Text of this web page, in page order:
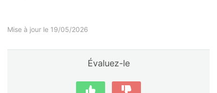
Mise à jour le 19/05/2026
Évaluez-le